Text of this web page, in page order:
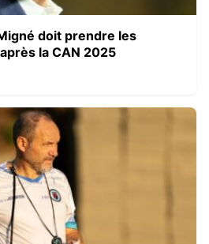
doit prendre les
la CAN 2025